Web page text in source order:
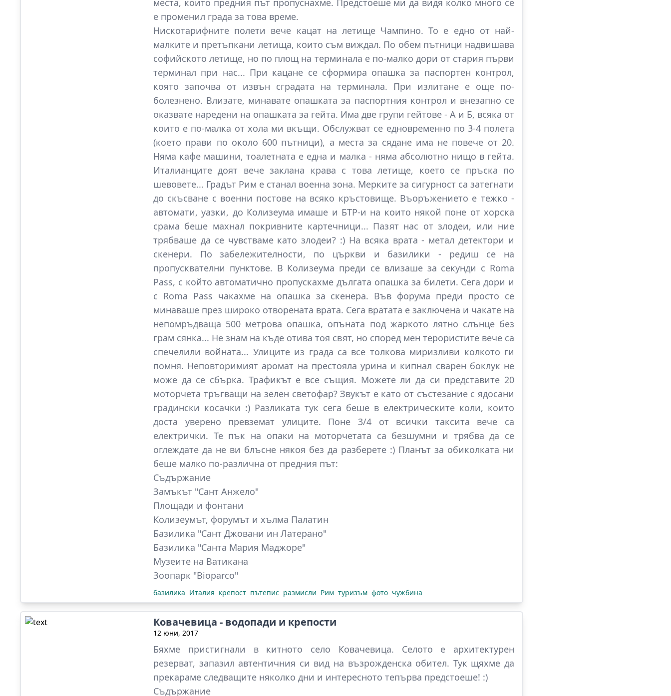
места, които предния пътпропуснахме. Предстоеше ми да видя колко много се
е променил града за това време.
Нискотарифните полети вече кацат на летище Чампино. То е едно от най-
малките и претъпкани летища, които съм виждал. По обем пътници надвишава
софийското летище, но по площ на терминала е по-малко дори от стария първи
терминал при нас... При кацане се сформира опашка за паспортен контрол,
която започва от извън сградата на терминала. При излитане е още по-
болезнено. Влизате, минавате опашката за паспортния контрол и внезапно се
оказвате наредени на опашката за гейта. Има две групи гейтове - А и Б, всяка от
които е по-малка от хола ми вкъщи. Обслужват се едновременно по 3-4 полета
(което прави по около 600 пътници), а места за сядане има не повече от 20.
Няма кафе машини, тоалетната е една и малка - няма абсолютно нищо в гейта.
Италианците доят вече заклана крава с това летище, което се пръска по
шевовете... Градът Рим е станал военна зона. Мерките за сигурност са затегнати
до скъсване с военни постове на всяко кръстовище. Въоръжението е тежко -
автомати, уазки, до Колизеума имаше и БТР-и на които някой поне от хорска
срама беше махнал покривните картечници... Пазят нас от злодеи, или ние
трябваше да се чувстваме като злодеи? :) На всяка врата - метал детектори и
скенери. По забележителности, по църкви и базилики - редиш се на
пропусквателни пунктове. В Колизеума преди се влизаше за секунди с Roma
Pass, с който автоматично пропускахме дългата опашка за билети. Сега дори и
с Roma Pass чакахме на опашка за скенера. Във форума преди просто се
минаваше през широко отворената врата. Сега вратата е заключена и чакате на
непомръдваща 500 метрова опашка, опъната под жаркото лятно слънце без
грам сянка... Не знам на къде отива тоя свят, но според мен терористите вече са
спечелили войната... Улиците из града са все толкова миризливи колкото ги
помня. Неповторимият аромат на престояла урина и кипнал сварен боклук не
може да се сбърка. Трафикът е все същия. Можете ли да си представите 20
моторчета тръгващи на зелен светофар? Звукът е като от състезание с ядосани
градински косачки :) Разликата тук сега беше в електрическите коли, които
доста уверено превземат улиците. Поне 3/4 от всички таксита вече са
електрички. Те пък на опаки на моторчетата са безшумни и трябва да се
оглеждате да не ви блъсне някоя без да разберете :) Планът за обиколката ни
беше малко по-различна от предния път:
Съдържание
Замъкът "Сант Анжело"
Площади и фонтани
Колизеумът, форумът и хълма Палатин
Базилика "Сант Джовани ин Латерано"
Базилика "Санта Мария Маджоре"
Музеите на Ватикана
Зоопарк "Bioparco"
базилика Италия крепост пътепис размисли Рим туризъм фото чужбина
Ковачевица - водопади и крепости
12 юни, 2017
Бяхме пристигнали в китното село Ковачевица. Селото е архитектурен
резерват, запазил автентичния си вид на възрожденска обител. Тук щяхме да
прекараме следващите няколко дни и интересното тепърва предстоеше! :)
Съдържание